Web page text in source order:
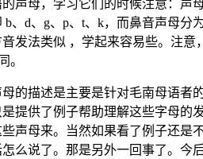
声母，学习它们的时候注意：声
b、d、g、p、t、k，而鼻音声母分
发法类似 ，学起来容易些。注
。
的描述是主要是针对毛南母语者
提供了例子帮助理解这些字母的
声母来。当然如果看了例子还是
么说了。那是另外一回事了。今